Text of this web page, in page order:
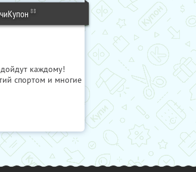
88
каждому!
спортом и многие